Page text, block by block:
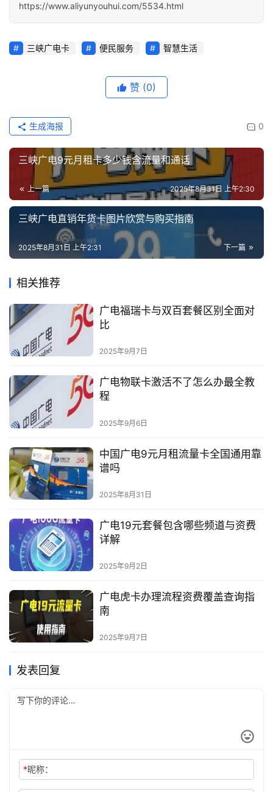
https://www.aliyunyouhui.com/5534.html
三峡广电卡 便民服务 智慧生活
赞 (0)
0
生成海报
三峡广电9元月租卡多少钱含流量和通话
上一篇 2025年8月31日 上午2:30
三峡广电直销年货卡图片欣赏与购买指南
下一篇
2025年8月31日 上午2:31
相关推荐
广电福瑞卡与双百套餐区别全面对
比
2025年9月7日
广电物联卡激活不了怎么办最全教
程
2025年9月6日
中国广电9元月租流量卡全国通用靠
谱吗
2025年8月31日
广电19元套餐包含哪些频道与资费
详解
2025年9月2日
广电虎卡办理流程资费覆盖查询指
南
2025年9月7日
发表回复
*昵称：